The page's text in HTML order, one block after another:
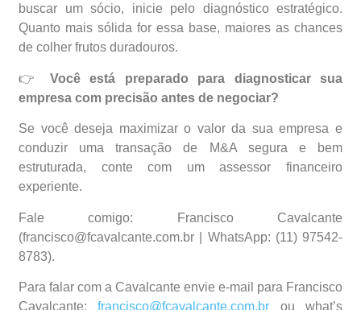
buscar um sócio, inicie pelo diagnóstico estratégico.
Quanto mais sólida for essa base, maiores as chances
de colher frutos duradouros.
👉 Você está preparado para diagnosticar sua
empresa com precisão antes de negociar?
Se você deseja maximizar o valor da sua empresa e
conduzir uma transação de M&A segura e bem
estruturada, conte com um assessor financeiro
experiente.
Fale comigo: Francisco Cavalcante
(francisco@fcavalcante.com.br | WhatsApp: (11) 97542-
8783).
Para falar com a Cavalcante envie e-mail para Francisco
Cavalcante:francisco@fcavalcante.com.br ou what’s